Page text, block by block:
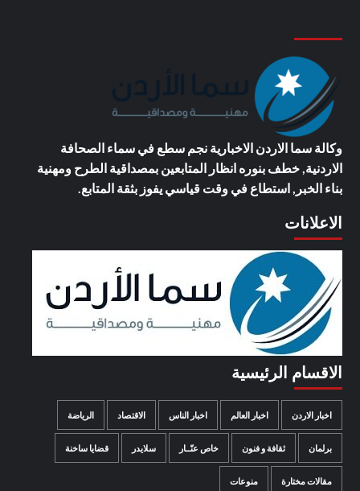
وكالة سما الاردن الاخباريةنجم سطع في سماء الصحافة
الاردنية, خطف بنوره انظار المتابعين بمصداقية الطرح ومهنية
بناء الخبر, استطاع في وقت قياسي يفوز بثقة المتابع.
الاعلانات
الاقسام الرئيسية
اخبار الاردن اخبار العالم اخبار الناس الاقتصاد الرياضة
برلمان ثقافة و فنون خاص عنّــار سلايدر قضايا ساخنة
مقالات مختارة منوعات